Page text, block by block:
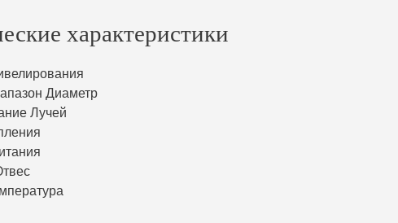
характеристики
Диаметр
Лучей